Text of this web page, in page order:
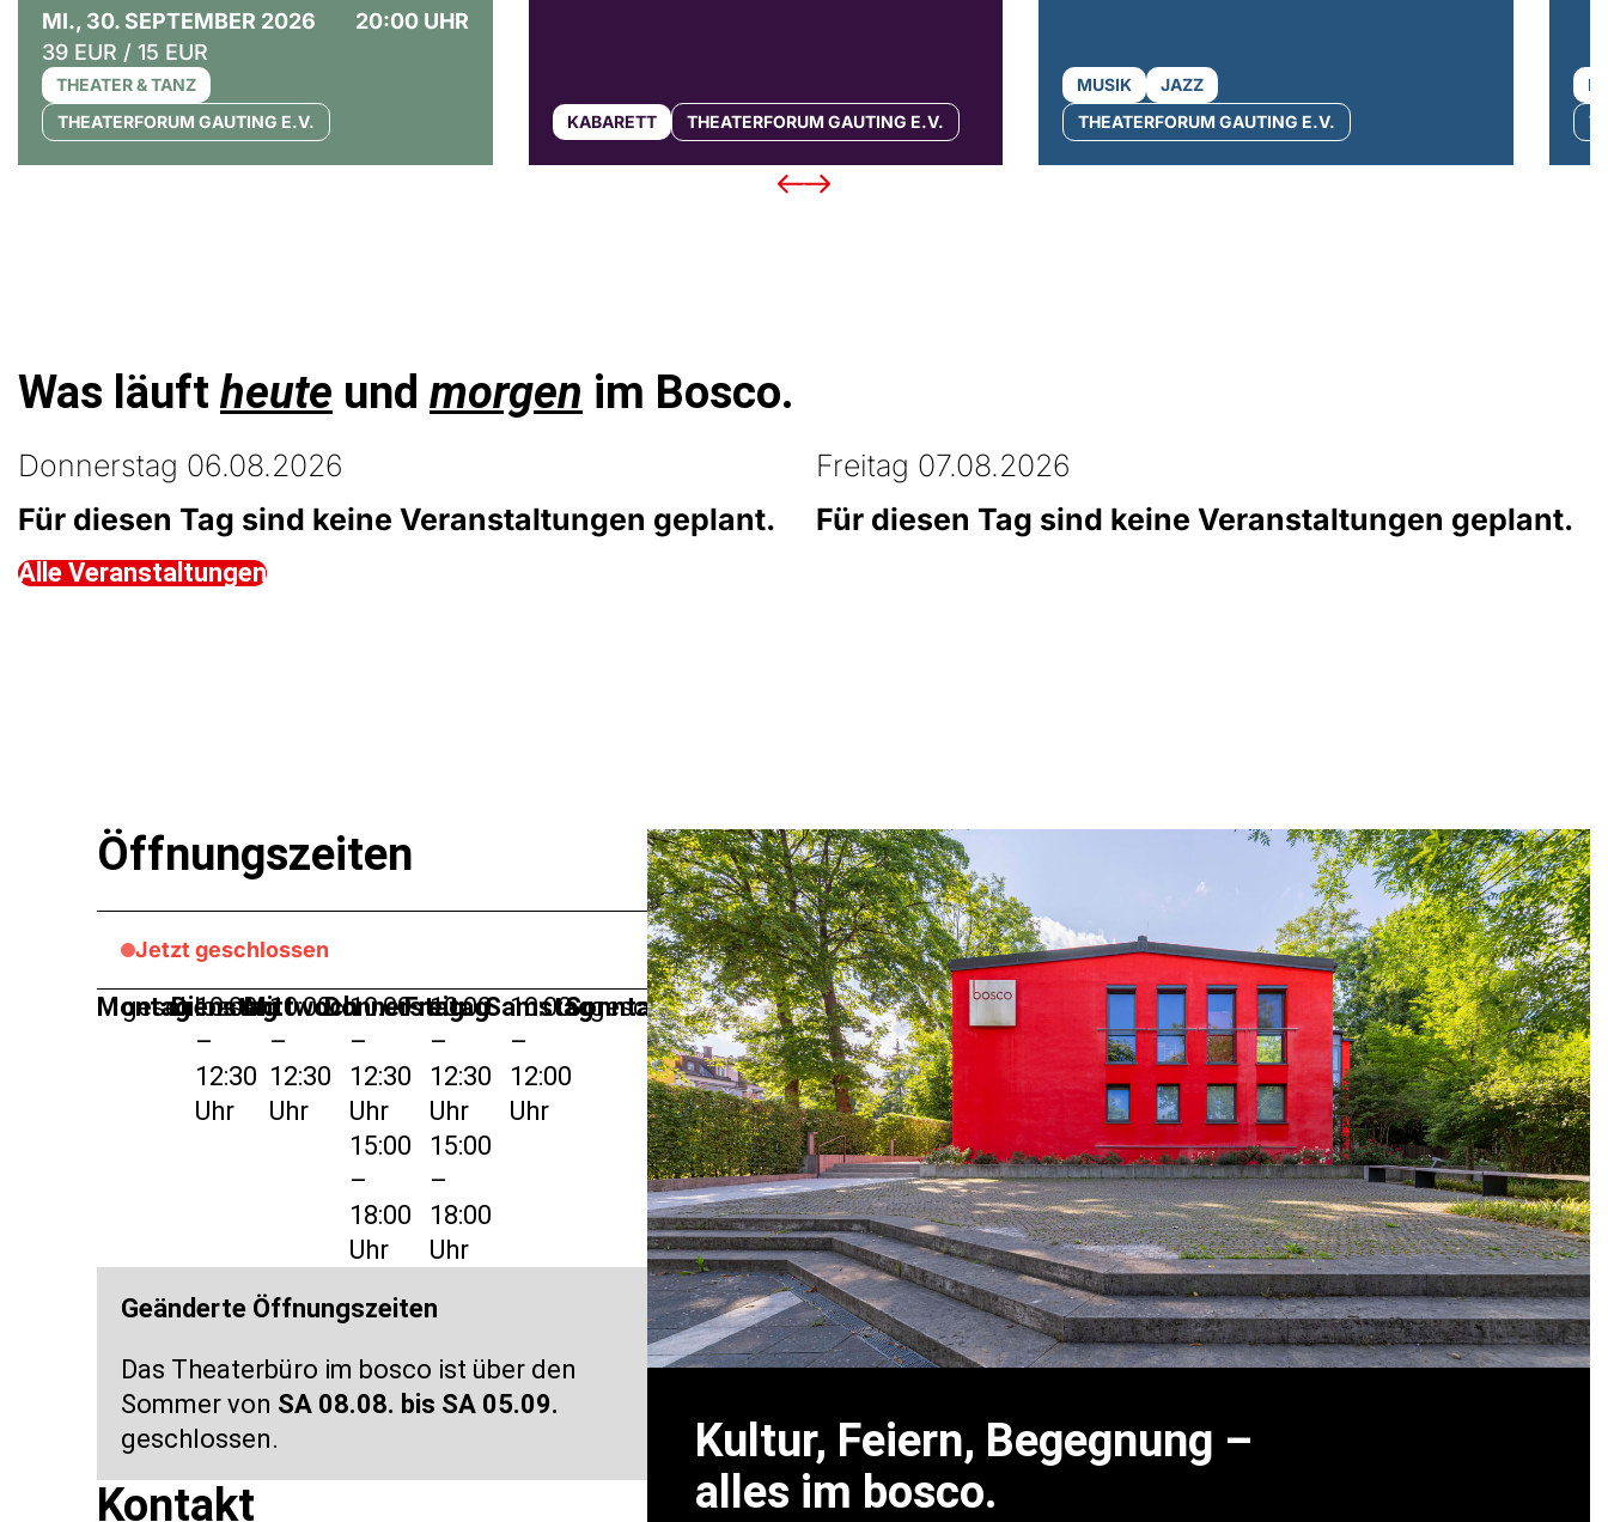
MI., 30. SEPTEMBER 2026
20:00 UHR
39 EUR / 15 EUR
THEATER & TANZ
THEATERFORUM GAUTING E.V.
KABARETT THEATERFORUM GAUTING E.V.
MUSIK
JAZZ
THEATERFORUM GAUTING E.V.
Was läuft heute und morgen im Bosco.
Donnerstag 06.08.2026
Für diesen Tag sind keine Veranstaltungen geplant.
Freitag 07.08.2026
Für diesen Tag sind keine Veranstaltungen geplant.
Alle Veranstaltungen
Öffnungszeiten
Jetzt geschlossen
Montag
geschlossen
Dienstag
10:00
–
12:30
Uhr
Mittwoch
10:00
–
12:30
Uhr
Donnerstag
10:00
–
12:30
Uhr
15:00
–
18:00
Uhr
Freitag
10:00
–
12:30
Uhr
15:00
–
18:00
Uhr
Samstag
10:00
–
12:00
Uhr
Sonntag
geschlossen
Geänderte Öffnungszeiten
Das Theaterbüro im bosco ist über den
Sommer von SA 08.08. bis SA 05.09.
geschlossen.
Kontakt
Kultur, Feiern, Begegnung –
alles im bosco.